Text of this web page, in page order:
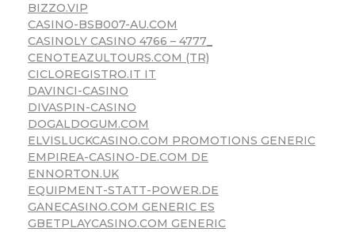
BIZZO.VIP
CASINO-BSB007-AU.COM
CASINOLY CASINO 4766 – 4777_
CENOTEAZULTOURS.COM (TR)
CICLOREGISTRO.IT IT
DAVINCI-CASINO
DIVASPIN-CASINO
DOGALDOGUM.COM
ELVISLUCKCASINO.COM PROMOTIONS GENERIC
EMPIREA-CASINO-DE.COM DE
ENNORTON.UK
EQUIPMENT-STATT-POWER.DE
GANECASINO.COM GENERIC ES
GBETPLAYCASINO.COM GENERIC